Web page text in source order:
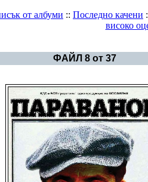
от албуми :: Последно качени
високо
ФАЙЛ 8 от 37